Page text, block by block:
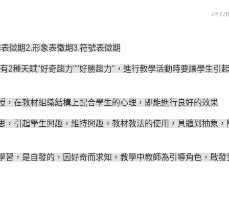
徵期2.形象表徵期3.符號表徵期
2種天賦"好奇趨力""好勝趨力"，進行教學活動時要讓學生引起
結構上配合學生的心理，即能進行良好的效果
趣，維持興趣。教材教法的使用，具體到抽象，
，因好奇而求知。教學中教師為引導角色，啟發